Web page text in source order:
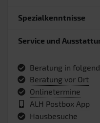
Spezialkenntnisse
Service und
Beratung in
Beratung vor Ort
Onlinetermine
ALH Postbox App
Hausbesuche